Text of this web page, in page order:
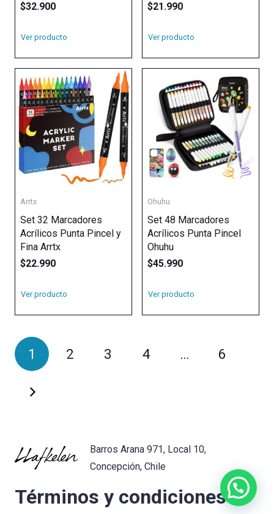
$32.900
Ver producto
$21.990
Ver producto
Arrtx
Set 32 Marcadores
Acrílicos Punta Pincel y
Fina Arrtx
$22.990
Ver producto
Ohuhu
Set 48 Marcadores
Acrílicos Punta Pincel
Ohuhu
$45.990
Ver producto
1 2 3 4 … 6
Barros Arana 971, Local 10,
Concepción, Chile
Términos y condiciones